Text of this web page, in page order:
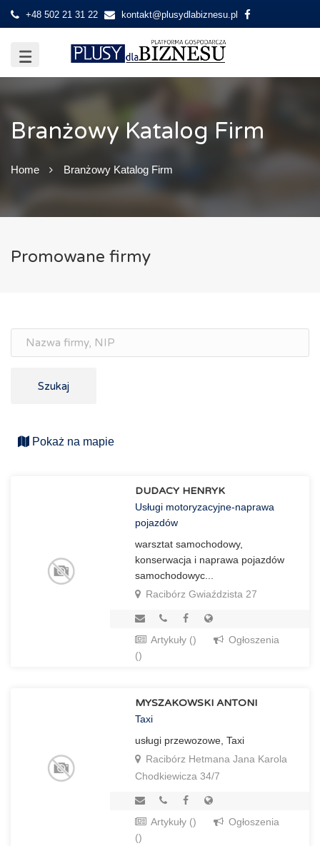
+48 502 21 31 22 kontakt@plusydlabiznesu.pl
Branżowy Katalog Firm
Home Branżowy Katalog Firm
Promowane firmy
Szukaj
Pokaż na mapie
DUDACY HENRYK
Usługi motoryzacyjne-naprawa
pojazdów
warsztat samochodowy,
konserwacja i naprawa pojazdów
samochodowyc...
Racibórz Gwiaździsta 27
Artykuły ()
Ogłoszenia
()
MYSZAKOWSKI ANTONI
Taxi
usługi przewozowe, Taxi
Racibórz Hetmana Jana Karola
Chodkiewicza 34/7
Artykuły ()
Ogłoszenia
()